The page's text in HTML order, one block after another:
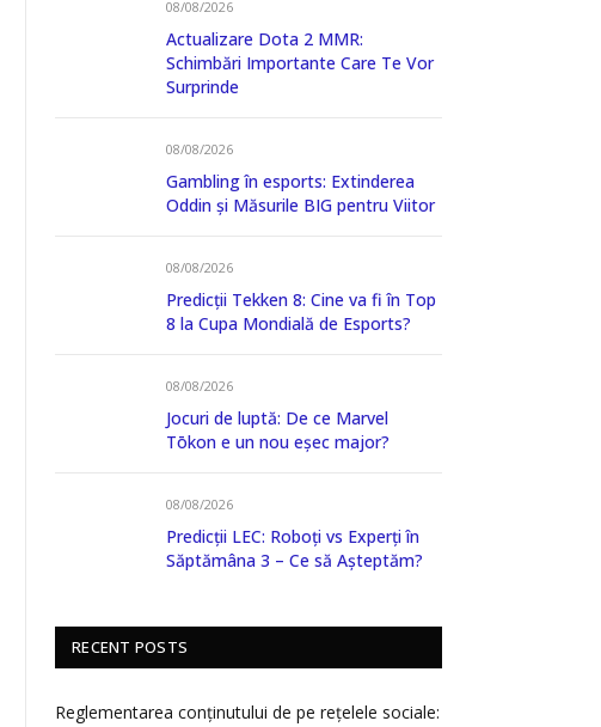
08/08/2026
Actualizare Dota 2 MMR:
Schimbări Importante Care Te Vor
Surprinde
08/08/2026
Gambling în esports: Extinderea
Oddin și Măsurile BIG pentru Viitor
08/08/2026
Predicții Tekken 8: Cine va fi în Top
8 la Cupa Mondială de Esports?
08/08/2026
Jocuri de luptă: De ce Marvel
Tōkon e un nou eșec major?
08/08/2026
Predicții LEC: Roboți vs Experți în
Săptămâna 3 – Ce să Așteptăm?
RECENT POSTS
Reglementarea conținutului de pe rețelele sociale: